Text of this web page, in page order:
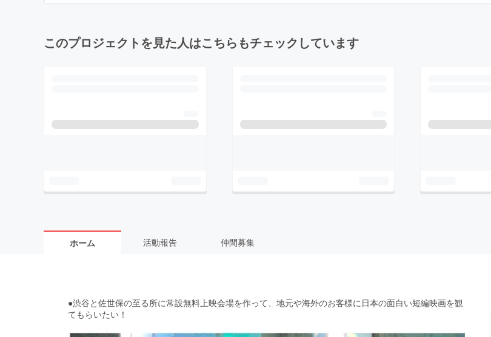
このプロジェクトを見た人はこちらもチェックしています
ホーム 活動報告 仲間募集
●渋谷と佐世保の至る所に常設無料上映会場を作って、地元や海外のお客様に日本の面白い短編映画を観
てもらいたい！